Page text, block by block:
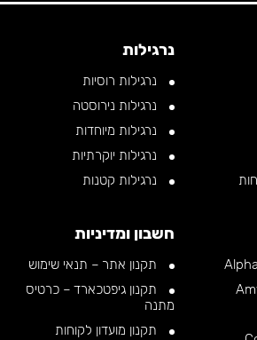
נרגילות
נרגילות רוסיות
נרגילות נירוסטה
נרגילות מיוחדות
נרגילות יוקרתיות
נרגילות קטנות
חשבון ומדיניות
תקנון אתר – תנאי שימוש
תקנון גיפטכארד – כרטיס
מתנה
תקנון מועדון לקוחות